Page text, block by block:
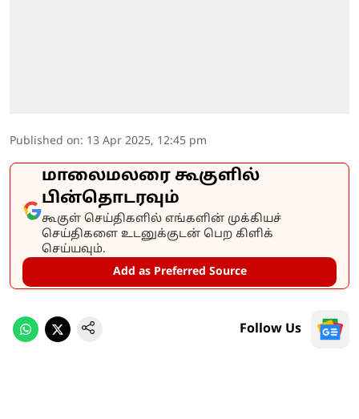
Published on: 13 Apr 2025, 12:45 pm
மாலைமலரை கூகுளில்
பின்தொடரவும்
கூகுள் செய்திகளில் எங்களின் முக்கியச்
செய்திகளை உடனுக்குடன் பெற கிளிக்
செய்யவும்.
Add as Preferred Source
Follow Us